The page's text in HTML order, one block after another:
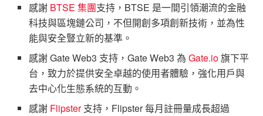
感謝 BTSE 集團支持，BTSE 是一間引領潮流的金融
科技與區塊鏈公司，不但開創多項創新技術，並為性
能與安全豎立新的基準。
感謝 Gate Web3 支持，Gate Web3 為Gate.io旗下平
台，致力於提供安全卓越的使用者體驗，強化用戶與
去中心化生態系統的互動。
感謝 Flipster支持，Flipster 每月註冊量成長超過